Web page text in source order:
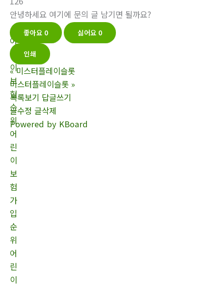
안녕하세요 여기에 문의 글 남기면 될까요?
어
린
이
보
험
순
위
어
린
이
보
험
가
입
순
위
어
린
이
좋아요 0 싫어요 0
인쇄
« 미스터플레이슬롯
미스터플레이슬롯 »
목록보기 답글쓰기
글수정 글삭제
Powered by KBoard